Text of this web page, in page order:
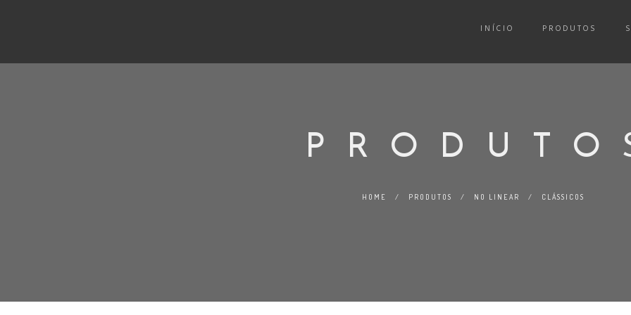
INÍCIO PRODUTOS
HOME / PRODUTOS / NO LINEAR / CLÁSSICOS